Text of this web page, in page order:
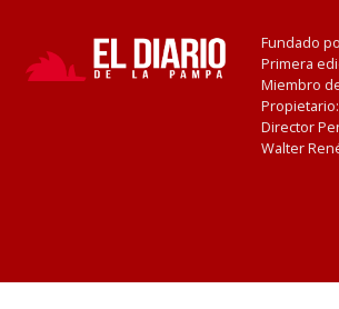
Fundado
Primera
Miembro de
Director
Walter